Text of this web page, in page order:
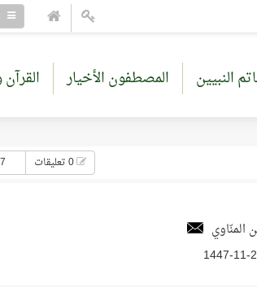
النبيين المصطفون الأخيار
27
المنّاوي